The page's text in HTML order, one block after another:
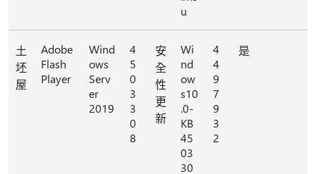
u
土
坯
屋
Adobe
Flash
Player
Wind
ows
Serv
er
2019
4
5
0
3
3
0
8
安
全
性
更
新
Wi
nd
ow
s10
.0-
KB
45
03
30
4
4
9
7
9
3
2
是